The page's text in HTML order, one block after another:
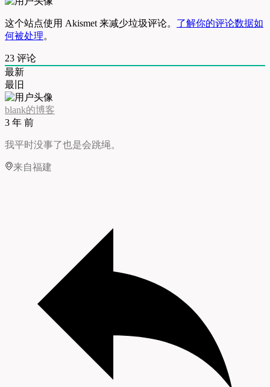
这个站点使用 Akismet 来减少垃圾评论。 了解你的评论数据如
何被处理。
23 评论
最新
最旧
blank的博客
3 年 前
我平时没事了也是会跳绳。
来自福建